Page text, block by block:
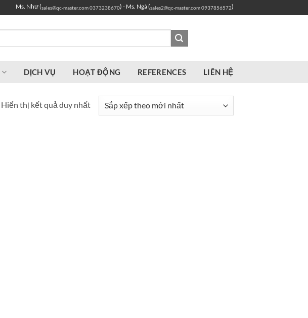
Ms. Như (sales@qc-master.com0373238670) - Ms. Ngà (sales2@qc-master.com0937856572)
DỊCH VỤ HOẠT ĐỘNG REFERENCES LIÊN HỆ
Hiển thị kết quả duy nhất